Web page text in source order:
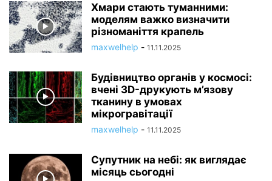
Хмари стають туманними:
моделям важко визначити
різноманіття крапель
maxwelhelp - 11.11.2025
Будівництво органів у космосі:
вчені 3D-друкують м’язову
тканину в умовах
мікрогравітації
maxwelhelp - 11.11.2025
Супутник на небі: як виглядає
місяць сьогодні